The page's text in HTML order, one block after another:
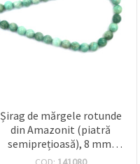
Șirag de mărgele rotunde
din Amazonit (piatră
semiprețioasă), 8 mm,
Clasa A, aprox. 45 buc. –